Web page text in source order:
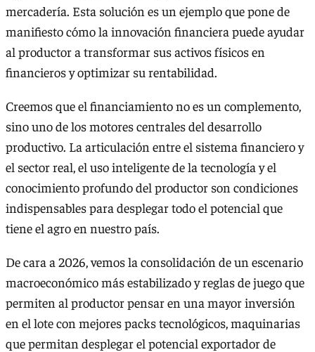
mercadería. Esta solución es un ejemplo que pone de
manifiesto cómo la innovación financiera puede ayudar
al productor a transformar sus activos físicos en
financieros y optimizar su rentabilidad.
Creemos que el financiamiento no es un complemento,
sino uno de los motores centrales del desarrollo
productivo. La articulación entre el sistema financiero y
el sector real, el uso inteligente de la tecnología y el
conocimiento profundo del productor son condiciones
indispensables para desplegar todo el potencial que
tiene el agro en nuestro país.
De cara a 2026, vemos la consolidación de un escenario
macroeconómico más estabilizado y reglas de juego que
permiten al productor pensar en una mayor inversión
en el lote con mejores packs tecnológicos, maquinarias
que permitan desplegar el potencial exportador de